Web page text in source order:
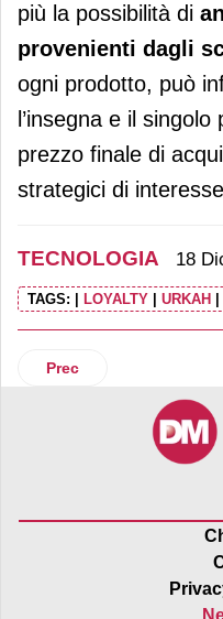
più la possibilità di
provenienti dagli
ogni prodotto, può
l’insegna e il
prezzo finale di
strategici di
TECNOLOGIA 18
TAGS: LOYALTY URKAH
Articolo precedente: A
Prec